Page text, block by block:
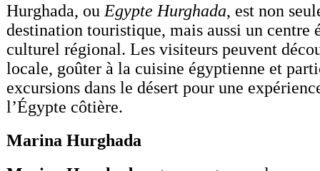
Hurghada, ouEgypte Hurghada, est non
destination touristique, mais aussi un centre
culturel régional. Les visiteurs peuvent
locale, goûter à la cuisine égyptienne et
excursions dans le désert pour une
l’Égypte côtière.
Marina Hurghada